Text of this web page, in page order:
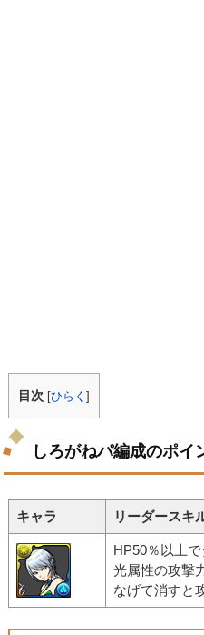
目次 [ひらく]
しろがねパ編成のポイ
キャラ リーダースキ
HP50％以上で
光属性の攻撃
なげて消すと